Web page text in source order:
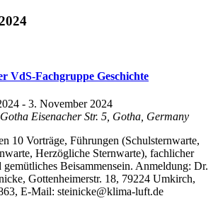
VdS-Fachgruppe Geschichte
- 3. November 2024
Eisenacher Str. 5, Gotha, Germany
10 Vorträge, Führungen (Schulsternwarte,
Herzögliche Sternwarte), fachlicher
gemütliches Beisammensein. Anmeldung: Dr.
Gottenheimerstr. 18, 79224 Umkirch,
E-Mail: steinicke@klima-luft.de